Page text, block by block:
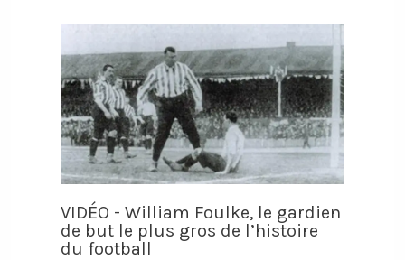
VIDÉO - William Foulke, le gardien
de but le plus gros de l’histoire
du football